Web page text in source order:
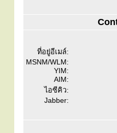
ที่อยู่อีเมล์:
MSNM/WLM:
YIM:
AIM:
ไอซีคิว:
Jabber: